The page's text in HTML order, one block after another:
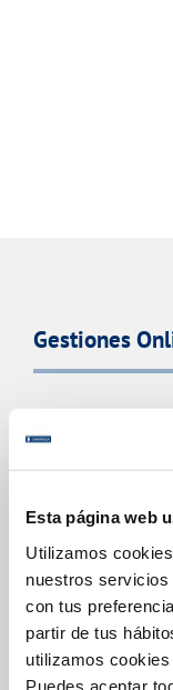
Esta página web
Utilizamos
nuestros
con tus
partir de tus
utilizamos
Puedes aceptar
Gestiones
INCIDENCIAS
TODAS LAS
OTRAS GESTIONES